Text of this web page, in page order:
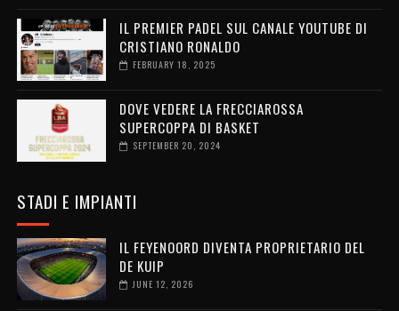
IL PREMIER PADEL SUL CANALE YOUTUBE DI
CRISTIANO RONALDO
FEBRUARY 18, 2025
DOVE VEDERE LA FRECCIAROSSA
SUPERCOPPA DI BASKET
SEPTEMBER 20, 2024
STADI E IMPIANTI
IL FEYENOORD DIVENTA PROPRIETARIO DEL
DE KUIP
JUNE 12, 2026